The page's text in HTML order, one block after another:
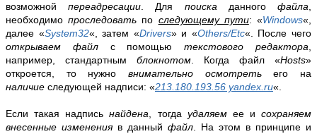
возможнойпереадресации. Для поиска данногофайла,
необходимопроследовать по следующему пути: «Windows«,
далее «System32«, затем «Drivers» и «Others/Etc«. После чего
открываем файлс помощьютекстового редактора,
например, стандартным блокнотом. Когда файл «Hosts»
откроется, то нужно внимательно осмотретьего на
наличие следующей надписи: «213.180.193.56 yandex.ru«.
Если такая надписьнайдена, тогда удаляем ее и сохраняем
внесенные измененияв данный файл. На этом в принципе и